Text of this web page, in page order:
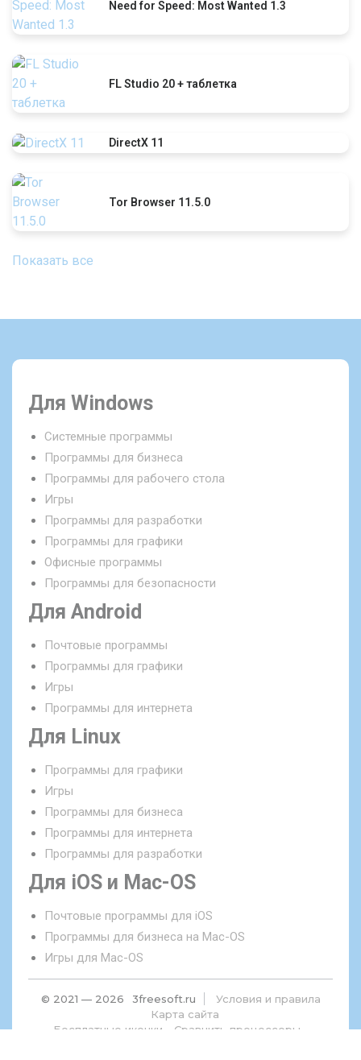
Need for Speed: Most Wanted 1.3
FL Studio 20 + таблетка
DirectX 11
Tor Browser 11.5.0
Показать все
Для Windows
Системные программы
Программы для бизнеса
Программы для рабочего стола
Игры
Программы для разработки
Программы для графики
Офисные программы
Программы для безопасности
Для Android
Почтовые программы
Программы для графики
Игры
Программы для интернета
Для Linux
Программы для графики
Игры
Программы для бизнеса
Программы для интернета
Программы для разработки
Для iOS и Mac-OS
Почтовые программы для iOS
Программы для бизнеса на Mac-OS
Игры для Mac-OS
© 2021 — 2026 3freesoft.ru
Условия и правила
Карта сайта
Бесплатные иконки
Сравнить процессоры